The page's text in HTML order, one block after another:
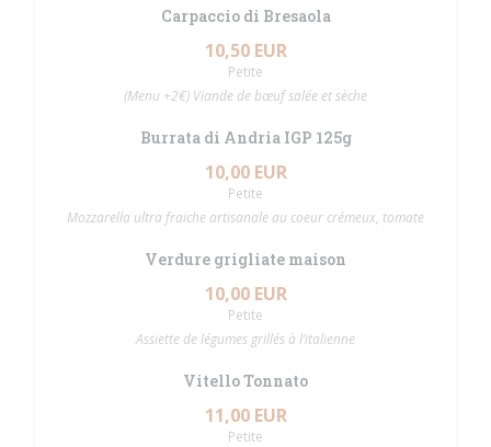
Carpaccio di Bresaola
10,50 EUR
Petite
(Menu +2€) Viande de bœuf salée et sèche
Burrata di Andria IGP 125g
10,00 EUR
Petite
Mozzarella ultra fraiche artisanale au coeur crémeux, tomate
Verdure grigliate maison
10,00 EUR
Petite
Assiette de légumes grillés à l’italienne
Vitello Tonnato
11,00 EUR
Petite